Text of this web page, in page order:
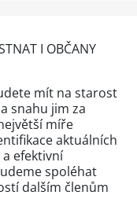
I OBČANY
mít na starost
snahu jim za
míře
aktuálních
efektivní
spoléhat
dalším členům